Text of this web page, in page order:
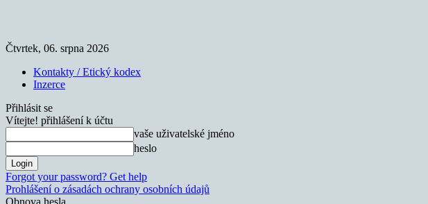
Čtvrtek, 06. srpna 2026
Kontakty / Etický kodex
Inzerce
Přihlásit se
Vítejte! přihlášení k účtu
vaše uživatelské jméno
heslo
Forgot your password? Get help
Prohlášení o zásadách ochrany osobních údajů
Obnova hesla